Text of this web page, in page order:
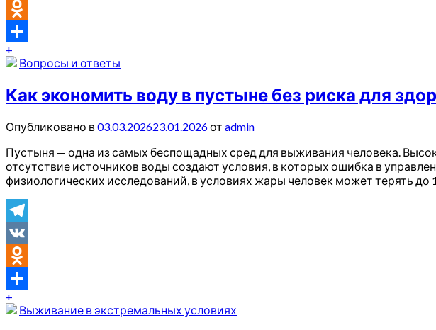
VK
Odnoklassniki
Отправить
+
Вопросы и ответы
Как экономить воду в пустыне без риска для
Опубликовано в03.03.202623.01.2026от admin
Пустыня — одна из самых беспощадных сред для выживания человека.
отсутствие источников воды создают условия, в которых ошибка в
физиологических исследований, в условиях жары человек может терять до
Telegram
VK
Odnoklassniki
Отправить
+
Выживание в экстремальных условиях